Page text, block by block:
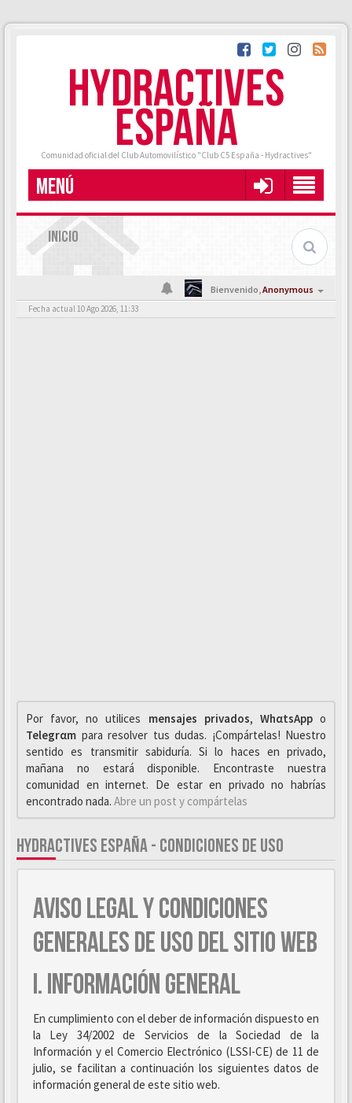
HYDRACTIVES
ESPAÑA
Comunidad oficial del Club Automovilístico "Club C5 España - Hydractives"
MENÚ
INICIO
Bienvenido,Anonymous
Fecha actual 10 Ago 2026, 11:33
Por favor, no utilices mensajes privados, WhαtsAppo
Telegrαm para resolver tus dudas. ¡Compártelas! Nuestro
sentido es transmitir sabiduría. Si lo haces en privado,
mañana no estará disponible. Encontraste nuestra
comunidad en internet. De estar en privado no habrías
encontrado nada. Abre un post y compártelas
HYDRACTIVES ESPAÑA - CONDICIONES DE USO
AVISO LEGAL Y CONDICIONES
GENERALES DE USO DEL SITIO WEB
I. INFORMACIÓN GENERAL
En cumplimiento con el deber de información dispuesto en
la Ley 34/2002 de Servicios de la Sociedad de la
Información y el Comercio Electrónico (LSSI-CE) de 11 de
julio, se facilitan a continuación los siguientes datos de
información general de este sitio web.